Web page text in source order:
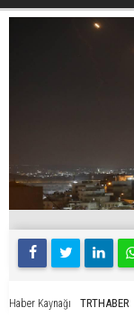
Haber Kaynağı TRTHABER